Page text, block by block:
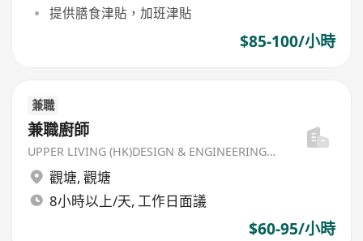
提供膳食津貼，加班津貼
$85-100/小時
兼職
兼職廚師
UPPER LIVING (HK)DESIGN & ENGINEERING LIMITED
觀塘, 觀塘
8小時以上/天, 工作日面議
$60-95/小時